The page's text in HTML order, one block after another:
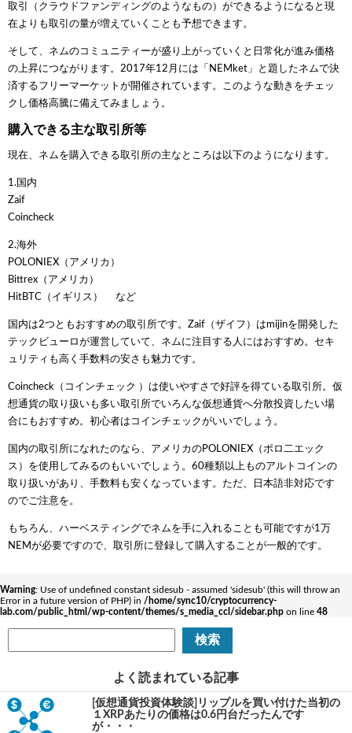
取引（クラウドファンディングのようなもの）ができるようになると現
在よりも取引の量が増えていくことも予想できます。
そして、ネムのコミュニティーが盛り上がっていくと日常化が進み価格
の上昇につながります。2017年12月には「NEMket」と題したネムで決
済するフリーマーケットが開催されています。このような動きをチェッ
クし価格高騰に備えてみましょう。
購入できる主な取引所等
現在、ネムを購入できる取引所の主なところは以下のようになります。
1.国内
Zaif
Coincheck
2.海外
POLONIEX（アメリカ）
Bittrex（アメリカ）
HitBTC（イギリス） など
国内は2つともおすすめの取引所です。Zaif（ザイフ）はmijinを開発した
テックビューロが運営していて、ネムに注目する人にはおすすめ。セキ
ュリティも高く手数料の安さも魅力です。
Coincheck（コインチェック ）は使いやすさで好評を得ている取引所。仮
想通貨の取り扱いも多い取引所でいろんな仮想通貨へ分散投資したい場
合にもおすすめ。初心者はコインチェックがいいでしょう。
国内の取引所になれたのなら、アメリカのPOLONIEX（ポロ二エック
ス）を使用してみるのもいいでしょう。60種類以上ものアルトコインの
取り扱いがあり、手数料も安くなっています。ただ、日本語非対応です
のでご注意を。
もちろん、ハーベスティングでネムを手に入れることも可能ですが1万
NEMが必要ですので、取引所に登録して購入することが一般的です。
Warning: Use of undefined constant sidesub - assumed 'sidesub' (this will throw an
Error in a future version of PHP) in /home/sync10/cryptocurrency-
lab.com/public_html/wp-content/themes/s_media_ccl/sidebar.php on line 48
よく読まれている記事
[仮想通貨投資体験談]リップルを買い付けた当初の
１XRPあたりの価格は0.6円台だったんです
が・・・